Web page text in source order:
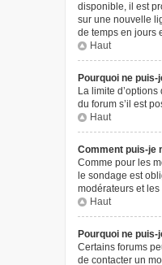
disponible, il est
sur une nouvelle
de temps en jours
Haut
Pourquoi ne puis-
La limite
du forum s’il est
Haut
Comment puis-je
Comme pour les
le sondage est
modérateurs et
Haut
Pourquoi ne
Certains forums
de contacter un